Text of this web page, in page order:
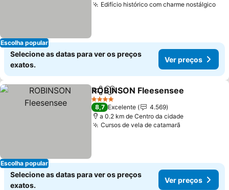
Escolha popular
Edifício histórico com charme nostálgico
Selecione as datas para ver os preços
exatos.
Ver preços
Escolha popular
PartilharAdicionar aos favoritos
ROBINSON Fleesensee
4 Estrelas
8,7 Excelente
4.569
a 0.2 km de Centro da cidade
Cursos de vela de catamarã
Selecione as datas para ver os preços
exatos.
Ver preços